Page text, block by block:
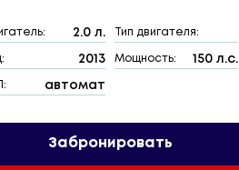
2.0 л. Тип двигателя:
2013 Мощность: 150 л.с.
автомат
Забронировать